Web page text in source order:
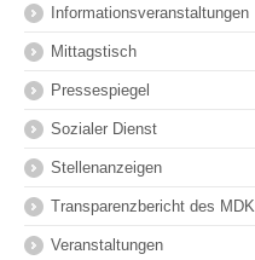
Informationsveranstaltungen
Mittagstisch
Pressespiegel
Sozialer Dienst
Stellenanzeigen
Transparenzbericht des MDK
Veranstaltungen